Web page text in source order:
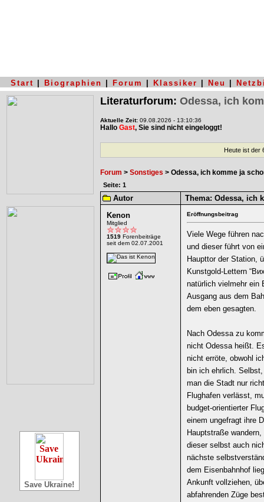
Start Biographien Forum Klassiker Neu
Save Ukraine!
Literaturforum: Odessa, ich
Aktuelle Zeit: 09.08.2026 - 13:10:36
Hallo Gast, Sie sind nicht eingeloggt!
Heute ist der
Forum > Sonstiges > Odessa, ich komme ja
Seite: 1
Autor Thema: Odessa, ich
Kenon
Mitglied
1519 Forenbeiträge
seit dem 02.07.2001
Eröffnungsbeitrag
Viele Wege führen
und dieser führt von
Haupttor der Station,
Kunstgold-Lettern
natürlich vielmehr ein
Ausgang aus dem
dem eben gesagten.
Nach Odessa zu
nicht Odessa heißt.
nicht erröte, obwohl
bin ich ehrlich.
man die Stadt nur
Flughafen verlässt,
budget-orientierter
einem ungefragt ihre
Hauptstraße
dieser selbst auch
nächste
dem Eisenbahnhof
Ankunft vollziehen,
abfahrenden Züge